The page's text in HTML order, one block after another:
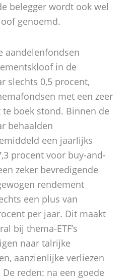
belegger wordt ook wel
genoemd.
aandelenfondsen
in de
slechts 0,5 procent,
met een zeer
te boek stond. Binnen de
behaalden
een jaarlijks
procent voor buy-and-
zeker bevredigende
rendement
een plus van
per jaar. Dit maakt
bij thema-ETF’s
naar talrijke
aanzienlijke verliezen
reden: na een goede